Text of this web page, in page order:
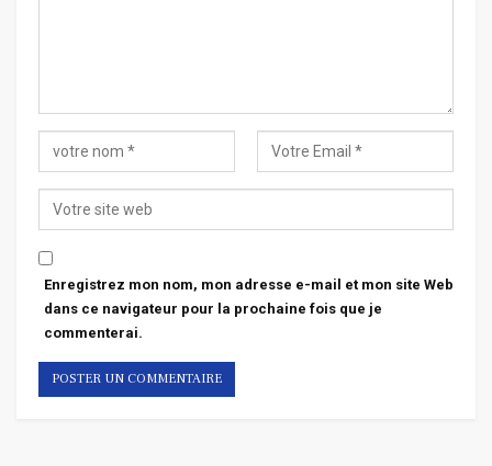
Enregistrez mon nom, mon adresse e-mail et mon site Web
dans ce navigateur pour la prochaine fois que je
commenterai.